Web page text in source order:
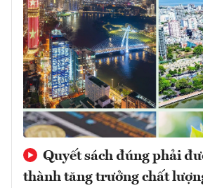
Quyết sách đúng phải
thành tăng trưởng chất